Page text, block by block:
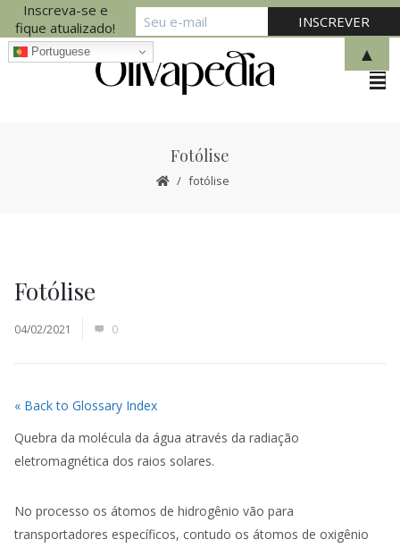
Fotólise
fotólise
Fotólise
04/02/2021 0
« Back to Glossary Index
Quebra da molécula da água através da radiação
eletromagnética dos raios solares.
No processo os átomos de hidrogênio vão para
transportadores específicos, contudo os átomos de oxigênio
Inscreva-se e
fique atualizado!
▲
Portuguese